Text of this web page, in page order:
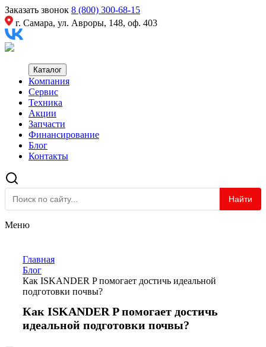
Заказать звонок 8 (800) 300-68-15
г. Самара, ул. Авроры, 148, оф. 403
Каталог
Компания
Сервис
Техника
Акции
Запчасти
Финансирование
Блог
Контакты
Найти
Меню
Главная
Блог
Как ISKANDER P помогает достичь идеальной
подготовки почвы?
Как ISKANDER P помогает достичь
идеальной подготовки почвы?